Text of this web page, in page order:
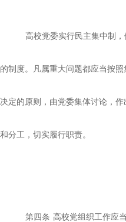
高校党委实行民主集中制
的制度。凡属重大问题都应当按
决定的原则，由党委集体讨论，
和分工，切实履行职责。
第四条 高校党组织工作应